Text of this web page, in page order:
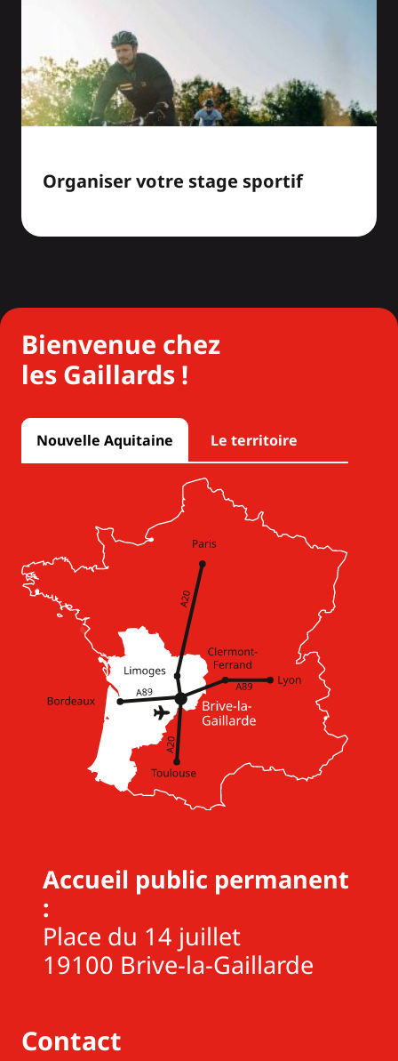
Organiser votre stage sportif
Bienvenue chez
les Gaillards !
Nouvelle Aquitaine Le territoire
Accueil public permanent
:
Place du 14 juillet
19100 Brive-la-Gaillarde
Contact